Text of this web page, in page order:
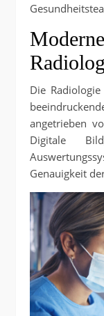
Die
angetrieben
Digitale
Genauigkeit